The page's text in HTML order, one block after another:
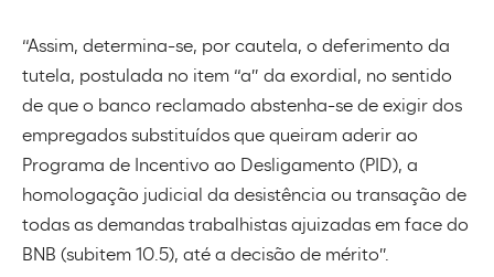
“Assim, determina-se, por cautela, o deferimento da
tutela, postulada no item “a” da exordial, no sentido
de que o banco reclamado abstenha-se de exigir dos
empregados substituídos que queiram aderir ao
Programa de Incentivo ao Desligamento (PID), a
homologação judicial da desistência ou transação de
todas as demandas trabalhistas ajuizadas em face do
BNB (subitem 10.5), até a decisão de mérito”.